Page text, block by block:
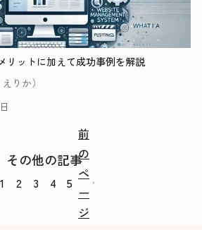
リットに加えて成功事例を解説
りか）
その他の記事
1 2 3 4 5
前
の
ペ
ー
ジ